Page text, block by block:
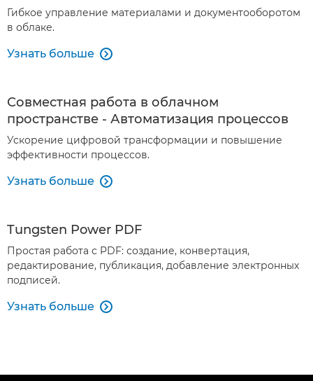
Гибкое управление материалами и документооборотом
в облаке.
Узнать больше 
Совместная работа в облачном
пространстве - Автоматизация процессов
Ускорение цифровой трансформации и повышение
эффективности процессов.
Узнать больше 
Tungsten Power PDF
Простая работа с PDF: создание, конвертация,
редактирование, публикация, добавление электронных
подписей.
Узнать больше 